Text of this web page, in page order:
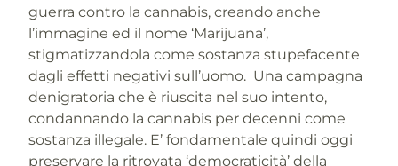
guerra contro la cannabis, creando anche
l’immagine ed il nome ‘Marijuana’,
stigmatizzandola come sostanza stupefacente
dagli effetti negativi sull’uomo. Una campagna
denigratoria che è riuscita nel suo intento,
condannando la cannabis per decenni come
sostanza illegale. E’ fondamentale quindi oggi
preservare la ritrovata ‘democraticità’ della